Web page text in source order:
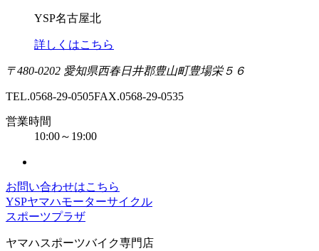
YSP名古屋北
詳しくはこちら
〒480-0202 愛知県西春日井郡豊山町豊場栄５６
TEL.0568-29-0505FAX.0568-29-0535
営業時間
10:00～19:00
お問い合わせはこちら
YSPヤマハモーターサイクル
スポーツプラザ
ヤマハスポーツバイク専門店